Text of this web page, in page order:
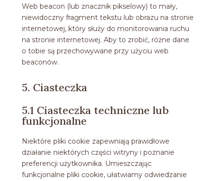
Web beacon (lub znacznik pikselowy) to mały,
niewidoczny fragment tekstu lub obrazu na stronie
internetowej, który służy do monitorowania ruchu
na stronie internetowej. Aby to zrobić, różne dane
o tobie są przechowywane przy użyciu web
beaconów.
5. Ciasteczka
5.1 Ciasteczka techniczne lub
funkcjonalne
Niektóre pliki cookie zapewniają prawidłowe
działanie niektórych części witryny i poznanie
preferencji użytkownika. Umieszczając
funkcjonalne pliki cookie, ułatwiamy odwiedzanie